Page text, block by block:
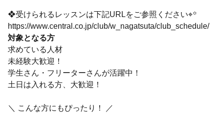
❖受けられるレッスンは下記URLをご参照ください⌖꙳
https://www.central.co.jp/club/w_nagatsuta/club_schedule/
対象となる方
求めている人材
未経験大歓迎！
学生さん・フリーターさんが活躍中！
土日は入れる方、大歓迎！
＼ こんな方にもぴったり！ ／